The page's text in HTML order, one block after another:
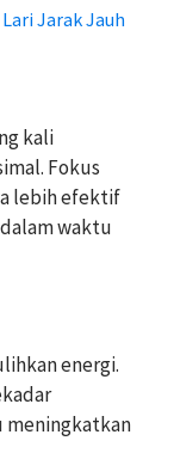
Jarak Jauh
kali
Fokus
lebih efektif
waktu
energi.
meningkatkan